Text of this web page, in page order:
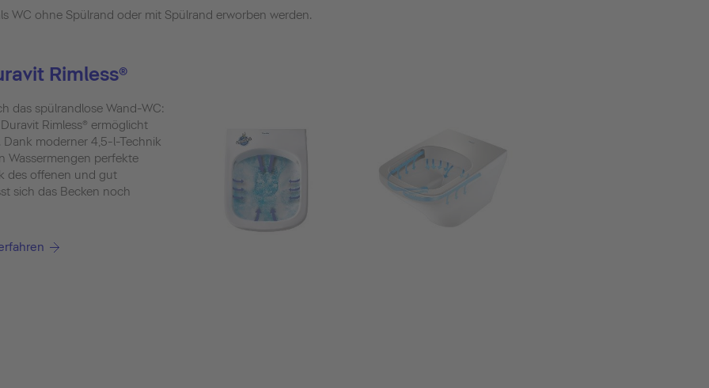
WC ohne Spülrand oder mit Spülrand erworben werden.
Rimless®
das spülrandlose Wand-WC:
Rimless® ermöglicht
moderner 4,5-l-Technik
Wassermengen perfekte
des offenen und gut
sich das Becken noch